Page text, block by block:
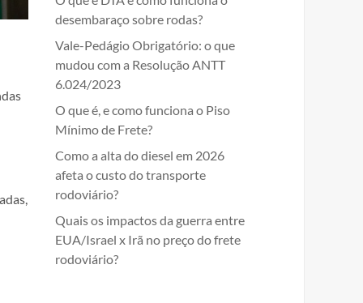
desembaraço sobre rodas?
Vale-Pedágio Obrigatório: o que
mudou com a Resolução ANTT
6.024/2023
O que é, e como funciona o Piso
Mínimo de Frete?
Como a alta do diesel em 2026
afeta o custo do transporte
rodoviário?
Quais os impactos da guerra entre
EUA/Israel x Irã no preço do frete
rodoviário?